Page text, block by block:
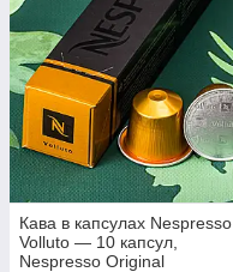
Кава в капсулах Nespresso
Volluto — 10 капсул,
Nespresso Original